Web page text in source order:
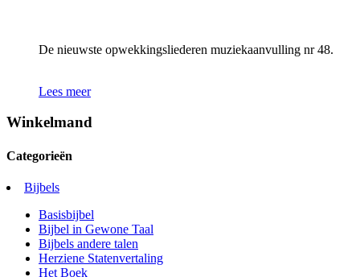
De nieuwste opwekkingsliederen muziekaanvulling nr 48.
Lees meer
Winkelmand
Categorieën
Bijbels
Basisbijbel
Bijbel in Gewone Taal
Bijbels andere talen
Herziene Statenvertaling
Het Boek